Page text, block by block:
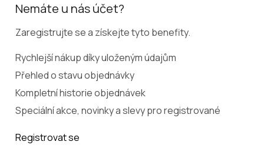
Nemáte u nás účet?
Zaregistrujte se a získejte tyto benefity.
Rychlejší nákup díky uloženým údajům
Přehled o stavu objednávky
Kompletní historie objednávek
Speciální akce, novinky a slevy pro registrované
Registrovat se